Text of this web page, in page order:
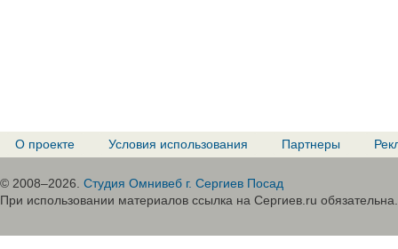
О проекте Условия использования Партнеры
© 2008–2026. Студия Омнивеб г. Сергиев Посад
При использовании материалов ссылка на Сергиев.ru обязательна.